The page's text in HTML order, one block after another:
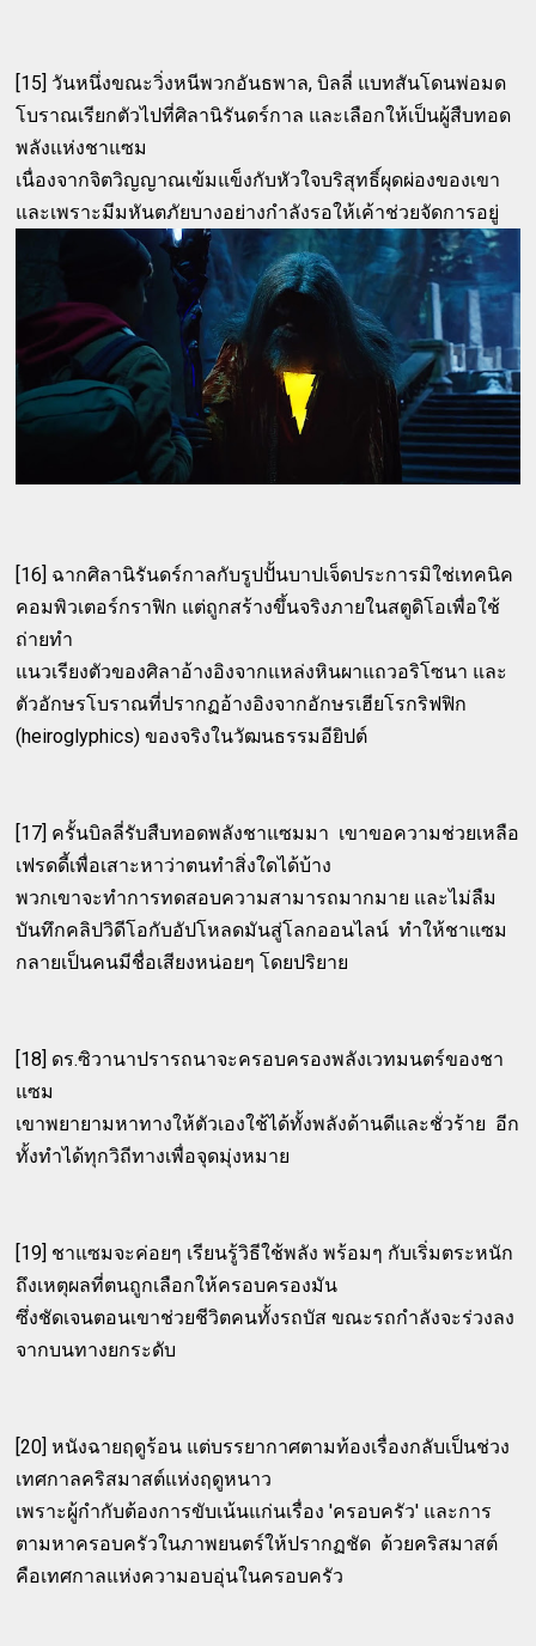
[15] วันหนึ่งขณะวิ่งหนีพวกอันธพาล, บิลลี่ แบทสันโดนพ่อมด
โบราณเรียกตัวไปที่ศิลานิรันดร์กาล และเลือกให้เป็นผู้สืบทอด
พลังแห่งชาแซม
เนื่องจากจิตวิญญาณเข้มแข็งกับหัวใจบริสุทธิ์ผุดผ่องของเขา
และเพราะมีมหันตภัยบางอย่างกำลังรอให้เค้าช่วยจัดการอยู่
[16] ฉากศิลานิรันดร์กาลกับรูปปั้นบาปเจ็ดประการมิใช่เทคนิค
คอมพิวเตอร์กราฟิก แต่ถูกสร้างขึ้นจริงภายในสตูดิโอเพื่อใช้
ถ่ายทำ
แนวเรียงตัวของศิลาอ้างอิงจากแหล่งหินผาแถวอริโซนา และ
ตัวอักษรโบราณที่ปรากฏอ้างอิงจากอักษรเฮียโรกริฟฟิก
(heiroglyphics) ของจริงในวัฒนธรรมอียิปต์
[17] ครั้นบิลลี่รับสืบทอดพลังชาแซมมา เขาขอความช่วยเหลือ
เฟรดดี้เพื่อเสาะหาว่าตนทำสิ่งใดได้บ้าง
พวกเขาจะทำการทดสอบความสามารถมากมาย และไม่ลืม
บันทึกคลิปวิดีโอกับอัปโหลดมันสู่โลกออนไลน์ ทำให้ชาแซม
กลายเป็นคนมีชื่อเสียงหน่อยๆ โดยปริยาย
[18] ดร.ซิวานาปรารถนาจะครอบครองพลังเวทมนตร์ของชา
แซม
เขาพยายามหาทางให้ตัวเองใช้ได้ทั้งพลังด้านดีและชั่วร้าย อีก
ทั้งทำได้ทุกวิถีทางเพื่อจุดมุ่งหมาย
[19] ชาแซมจะค่อยๆ เรียนรู้วิธีใช้พลัง พร้อมๆ กับเริ่มตระหนัก
ถึงเหตุผลที่ตนถูกเลือกให้ครอบครองมัน
ซึ่งชัดเจนตอนเขาช่วยชีวิตคนทั้งรถบัส ขณะรถกำลังจะร่วงลง
จากบนทางยกระดับ
[20] หนังฉายฤดูร้อน แต่บรรยากาศตามท้องเรื่องกลับเป็นช่วง
เทศกาลคริสมาสต์แห่งฤดูหนาว
เพราะผู้กำกับต้องการขับเน้นแก่นเรื่อง 'ครอบครัว' และการ
ตามหาครอบครัวในภาพยนตร์ให้ปรากฏชัด ด้วยคริสมาสต์
คือเทศกาลแห่งความอบอุ่นในครอบครัว